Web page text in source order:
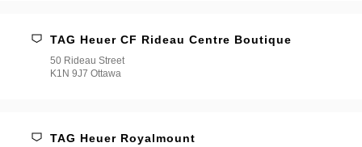
TAG Heuer CF Rideau Centre Boutique
50 Rideau Street
K1N 9J7 Ottawa
TAG Heuer Royalmount